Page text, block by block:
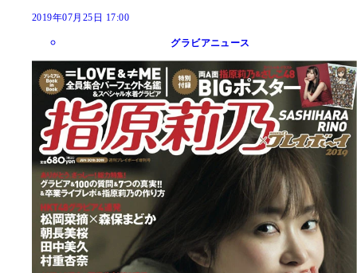
2019年07月25日 17:00
グラビアニュース